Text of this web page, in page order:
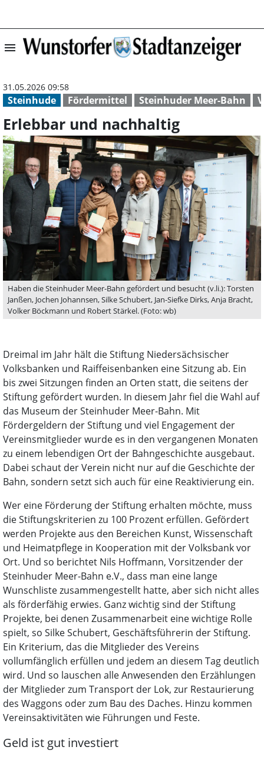
menu Erlebbar und
Steinhude Fördermittel Steinhuder Meer-Bahn
31.05.2026 09:58
Erlebbar und nachhaltig
Haben die Steinhuder Meer-Bahn gefördert und besucht (v.li.): Torsten
Janßen, Jochen Johannsen, Silke Schubert, Jan-Siefke Dirks, Anja Bracht,
Volker Böckmann und Robert Stärkel. (Foto: wb)
Dreimal im Jahr hält die Stiftung Niedersächsischer
Volksbanken und Raiffeisenbanken eine Sitzung ab. Ein
bis zwei Sitzungen finden an Orten statt, die seitens der
Stiftung gefördert wurden. In diesem Jahr fiel die Wahl auf
das Museum der Steinhuder Meer-Bahn. Mit
Fördergeldern der Stiftung und viel Engagement der
Vereinsmitglieder wurde es in den vergangenen Monaten
zu einem lebendigen Ort der Bahngeschichte ausgebaut.
Dabei schaut der Verein nicht nur auf die Geschichte der
Bahn, sondern setzt sich auch für eine Reaktivierung ein.
Wer eine Förderung der Stiftung erhalten möchte, muss
die Stiftungskriterien zu 100 Prozent erfüllen. Gefördert
werden Projekte aus den Bereichen Kunst, Wissenschaft
und Heimatpflege in Kooperation mit der Volksbank vor
Ort. Und so berichtet Nils Hoffmann, Vorsitzender der
Steinhuder Meer-Bahn e.V., dass man eine lange
Wunschliste zusammengestellt hatte, aber sich nicht alles
als förderfähig erwies. Ganz wichtig sind der Stiftung
Projekte, bei denen Zusammenarbeit eine wichtige Rolle
spielt, so Silke Schubert, Geschäftsführerin der Stiftung.
Ein Kriterium, das die Mitglieder des Vereins
vollumfänglich erfüllen und jedem an diesem Tag deutlich
wird. Und so lauschen alle Anwesenden den Erzählungen
der Mitglieder zum Transport der Lok, zur Restaurierung
des Waggons oder zum Bau des Daches. Hinzu kommen
Vereinsaktivitäten wie Führungen und Feste.
Geld ist gut investiert